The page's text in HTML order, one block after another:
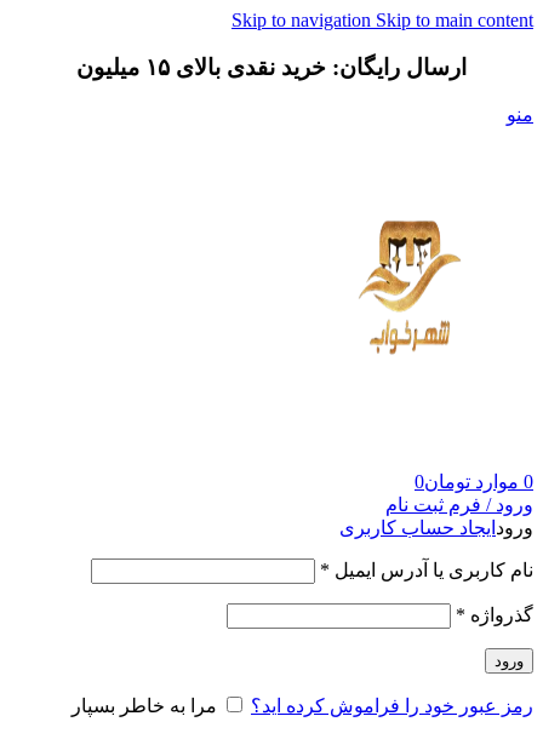
Skip to navigation Skip to main content
ارسال رایگان: خرید نقدی بالای ۱۵ میلیون
منو
0 موارد تومان0
ورود / فرم ثبت نام
ورود ایجاد حساب کاربری
نام کاربری یا آدرس ایمیل *
گذرواژه *
ورود
رمز عبور خود را فراموش کرده اید؟ مرا به خاطر بسپار